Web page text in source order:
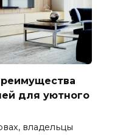
для уютного
владельцы